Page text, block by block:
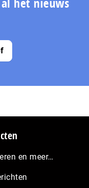
en meer…